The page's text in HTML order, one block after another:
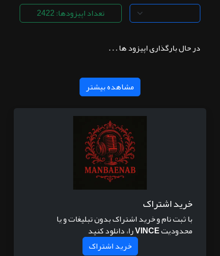
تعداد اپیزودها: 2422
در حال بارگذاری اپیزود ها . . .
مشاهده بیشتر
خرید اشتراک
با ثبت نام و خرید اشتراک بدون تبلیغات و یا
محدودیتVINCEرا، دانلود کنید
خرید اشتراک